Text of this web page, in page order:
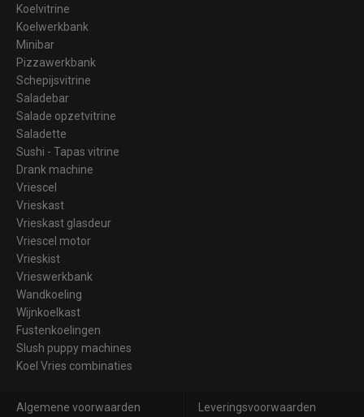
Koelvitrine
Koelwerkbank
Minibar
Pizzawerkbank
Schepijsvitrine
Saladebar
Salade opzetvitrine
Saladette
Sushi - Tapas vitrine
Drank machine
Vriescel
Vrieskast
Vrieskast glasdeur
Vriescel motor
Vrieskist
Vrieswerkbank
Wandkoeling
Wijnkoelkast
Fustenkoelingen
Slush puppy machines
Koel Vries combinaties
Algemene voorwaarden Leveringsvoorwaarden